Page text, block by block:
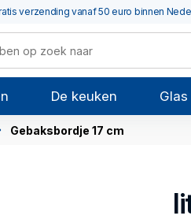
verzending vanaf 50 euro binnen
De keuken Glas
Gebaksbordje 17 cm